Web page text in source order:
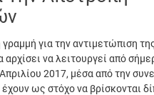
για την αντιμετώπιση
αρχίσει να λειτουργεί από
2017, μέσα από την
ως στόχο να βρίσκονται